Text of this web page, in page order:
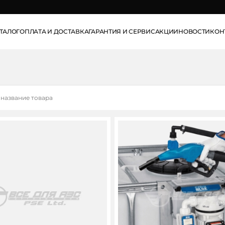
ОПЛАТА И ДОСТАВКАГАРАНТИЯ И СЕРВИСАКЦИИНОВОСТИ